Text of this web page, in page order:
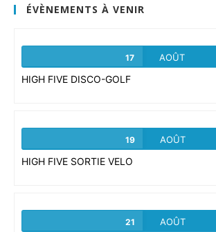
ÉVÈNEMENTS À VENIR
17 AOÛT
HIGH FIVE DISCO-GOLF
19 AOÛT
HIGH FIVE SORTIE VELO
21 AOÛT